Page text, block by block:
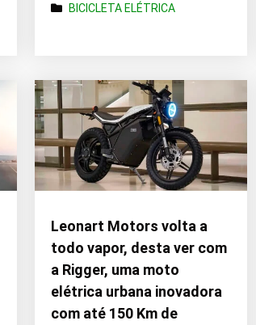
BICICLETA ELÉTRICA
Leonart Motors volta a
todo vapor, desta ver com
a Rigger, uma moto
elétrica urbana inovadora
com até 150 Km de